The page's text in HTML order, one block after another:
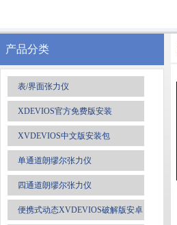
产品分类
表/界面张力仪
XDEVIOS官方免费版安装
XVDEVIOS中文版安装包
单通道朗缪尔张力仪
四通道朗缪尔张力仪
便携式动态XVDEVIOS破解版安卓